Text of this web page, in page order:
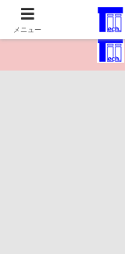
医療保
メニュー